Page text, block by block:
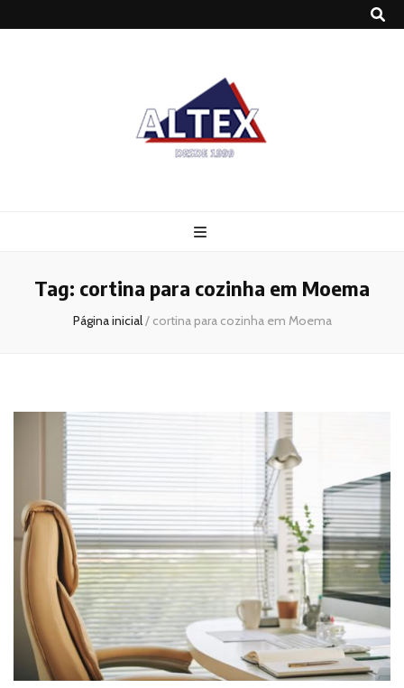
Tag: cortina para cozinha em Moema
Página inicial/ cortina para cozinha em Moema